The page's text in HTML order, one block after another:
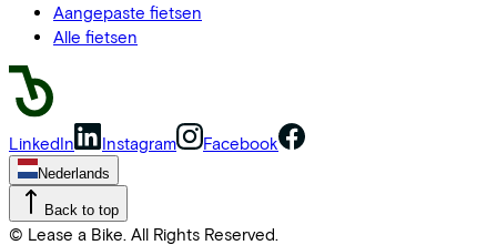
Aangepaste fietsen
Alle fietsen
LinkedIn Instagram Facebook
Nederlands
Back to top
© Lease a Bike. All Rights Reserved.